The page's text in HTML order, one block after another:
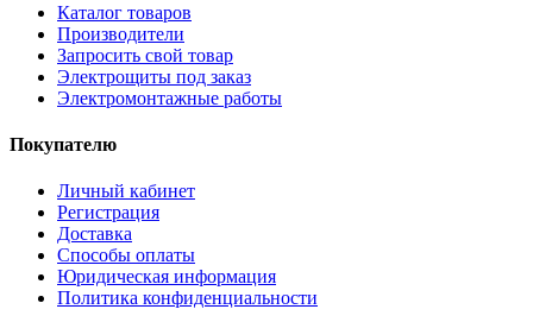
Каталог товаров
Производители
Запросить свой товар
Электрощиты под заказ
Электромонтажные работы
Покупателю
Личный кабинет
Регистрация
Доставка
Способы оплаты
Юридическая информация
Политика конфиденциальности